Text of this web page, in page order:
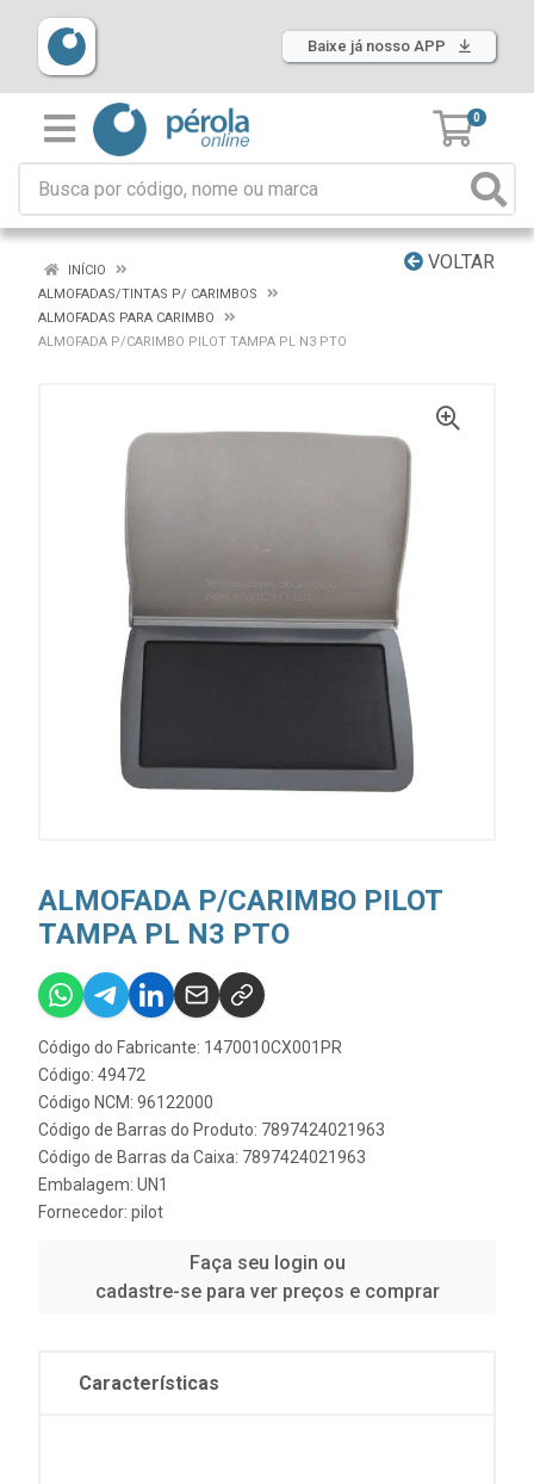
Baixe já nosso APP
0
VOLTAR
INÍCIO
ALMOFADAS/TINTAS P/ CARIMBOS
ALMOFADAS PARA CARIMBO
ALMOFADA P/CARIMBO PILOT TAMPA PL N3 PTO
ALMOFADA P/CARIMBO PILOT
TAMPA PL N3 PTO
Código do Fabricante: 1470010CX001PR
Código: 49472
Código NCM: 96122000
Código de Barras do Produto: 7897424021963
Código de Barras da Caixa: 7897424021963
Embalagem: UN1
Fornecedor: pilot
Faça seu login ou
cadastre-se para ver preços e comprar
Características